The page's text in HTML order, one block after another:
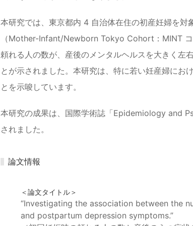
本研究では、東京都内 4 自治体在住の初産妊婦を対
（Mother-Infant/Newborn Tokyo Cohort：MINT
頼れる人の数が、産後のメンタルヘルスを大きく左
とが示されました。本研究は、特に若い妊産婦にお
とを示唆しています。
本研究の成果は、国際学術誌「Epidemiology and
されました。
論文情報
＜論文タイトル＞
“Investigating the association between the
and postpartum depression symptoms.”